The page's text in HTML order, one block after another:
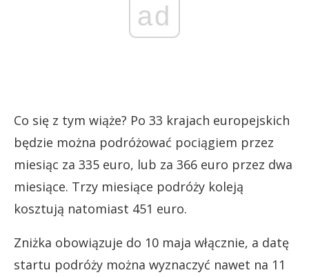
ad
Co się z tym wiąże? Po 33 krajach europejskich
będzie można podróżować pociągiem przez
miesiąc za 335 euro, lub za 366 euro przez dwa
miesiące. Trzy miesiące podróży koleją
kosztują natomiast 451 euro.
Zniżka obowiązuje do 10 maja włącznie, a datę
startu podróży można wyznaczyć nawet na 11